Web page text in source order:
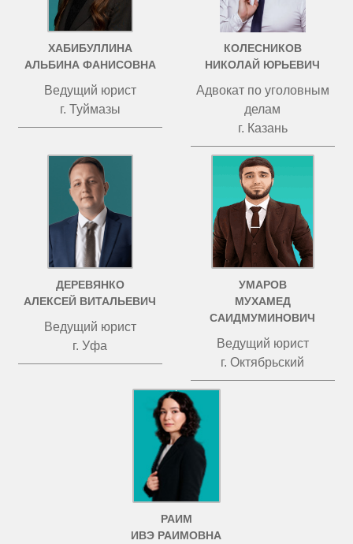
ХАБИБУЛЛИНА
АЛЬБИНА ФАНИСОВНА
Ведущий юрист
г. Туймазы
КОЛЕСНИКОВ
НИКОЛАЙ ЮРЬЕВИЧ
Адвокат по уголовным
делам
г. Казань
ДЕРЕВЯНКО
АЛЕКСЕЙ ВИТАЛЬЕВИЧ
Ведущий юрист
г. Уфа
УМАРОВ
МУХАМЕД
САИДМУМИНОВИЧ
Ведущий юрист
г. Октябрьский
РАИМ
ИВЭ РАИМОВНА